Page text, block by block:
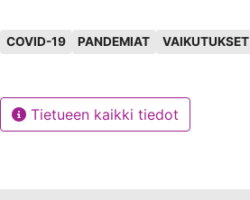
COVID-19 PANDEMIAT VAIKUTUKSET
Tietueen kaikki tiedot